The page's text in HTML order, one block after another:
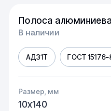
Полоса
В наличии
АД31Т ГОСТ 15176-
Размер, мм
10х140